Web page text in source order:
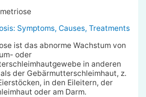
Symptoms, Causes, Treatments
ist das abnorme Wachstum von
oder
in anderen
der Gebärmutterschleimhaut, z.
in den Eileitern, der
oder am Darm.